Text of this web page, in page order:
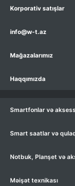
Korporativ satışlar
info@w-t.az
Mağazalarımız
Haqqımızda
Smartfonlar və
Smart saatlar və
Notbuk, Planşet və
Məişət texnikası